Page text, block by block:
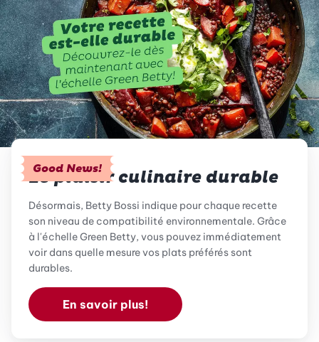
Good News!
Le plaisir culinaire durable
Désormais, Betty Bossi indique pour chaque recette
son niveau de compatibilité environnementale. Grâce
à l'échelle Green Betty, vous pouvez immédiatement
voir dans quelle mesure vos plats préférés sont
durables.
En savoir plus!